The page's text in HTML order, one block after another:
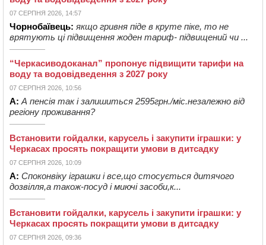
07 СЕРПНЯ 2026, 14:57
Чорнобаївець: якщо гривня піде в круте піке, то не
врятують ці підвищення жоден тариф- підвищений чи ...
“Черкасиводоканал” пропонує підвищити тарифи на
воду та водовідведення з 2027 року
07 СЕРПНЯ 2026, 10:56
А: А пенсія так і залишиться 2595грн./міс.незалежно від
регіону проживання?
Встановити гойдалки, карусель і закупити іграшки: у
Черкасах просять покращити умови в дитсадку
07 СЕРПНЯ 2026, 10:09
А: Споконвіку іграшки і все,що стосується дитячого
дозвілля,а також-посуд і миючі засоби,к...
Встановити гойдалки, карусель і закупити іграшки: у
Черкасах просять покращити умови в дитсадку
07 СЕРПНЯ 2026, 09:36